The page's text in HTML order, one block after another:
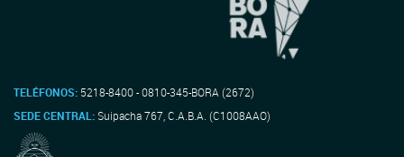
TELÉFONOS: 5218-8400 - 0810-345-BORA (2672)
SEDE CENTRAL:Suipacha 767, C.A.B.A. (C1008AAO)